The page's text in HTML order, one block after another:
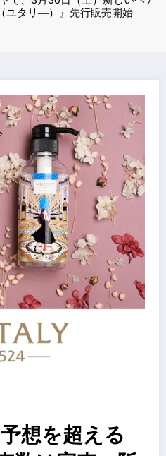
ユタリ―）』先行販売開始
想を超える